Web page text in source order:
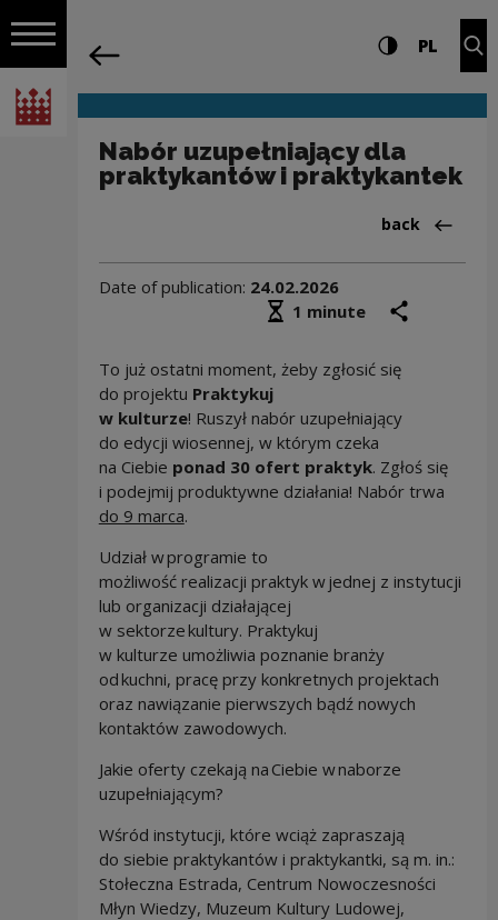
Open navigation
National Centre for Culture Poland
Navigation Settings and search
High contrast
PL
Nabór uzupełniający dla
praktykantów i praktykantek
Back
back
Date of publication: 24.02.2026
Średni czas czytania
1 minute
To już ostatni moment, żeby zgłosić się
do projektu Praktykuj
w kulturze! Ruszył nabór uzupełniający
do edycji wiosennej, w którym czeka
na Ciebie ponad 30 ofert praktyk. Zgłoś się
i podejmij produktywne działania! Nabór trwa
do 9 marca.
Udział w programie to
możliwość realizacji praktyk w jednej z instytucji
lub organizacji działającej
w sektorze kultury. Praktykuj
w kulturze umożliwia poznanie branży
od kuchni, pracę przy konkretnych projektach
oraz nawiązanie pierwszych bądź nowych
kontaktów zawodowych.
Jakie oferty czekają na Ciebie w naborze
uzupełniającym?
Wśród instytucji, które wciąż zapraszają
do siebie praktykantów i praktykantki, są m. in.:
Stołeczna Estrada, Centrum Nowoczesności
Młyn Wiedzy, Muzeum Kultury Ludowej,